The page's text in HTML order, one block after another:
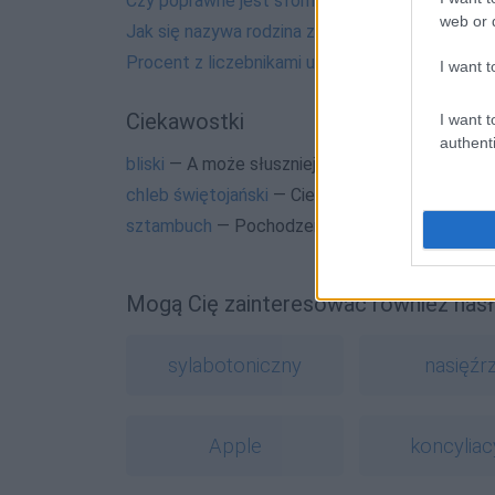
web or
I want
I want
Jak się nazywa rodzina z
Procent z liczebnikami ułamkowymi
Ciekawostki
bliski — A może słuszniej byłoby pisać
chleb świętojański — Ciekawa nazwa i historia
sztambuch — Pochodzenie wyrazu
Mogą Cię zainteresować również
sylabotoniczny
Apple